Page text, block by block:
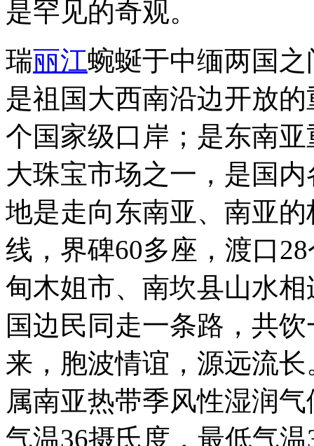
是罕见的奇观。
瑞丽江蜿蜒于中缅两国
是祖国大西南沿边开放
个国家级口岸；是东南
大珠宝市场之一，是国
地是走向东南亚、南亚
线，界碑60多座，渡口
甸木姐市、南坎县山水
国边民同走一条路，共
来，胞波情谊，源远流
属南亚热带季风性湿润
气温36摄氏度，最低气